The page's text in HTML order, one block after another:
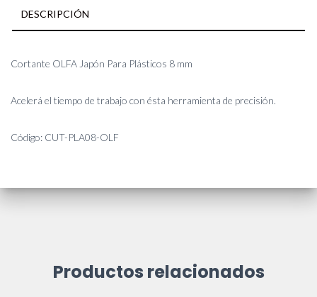
DESCRIPCIÓN
Cortante OLFA Japón Para Plásticos 8 mm
Acelerá el tiempo de trabajo con ésta herramienta de precisión.
Código: CUT-PLA08-OLF
Productos relacionados